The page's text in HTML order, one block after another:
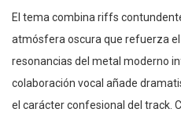
El tema combina riffs
atmósfera oscura que refuerza
resonancias del metal moderno
colaboración vocal añade
el carácter confesional del track.